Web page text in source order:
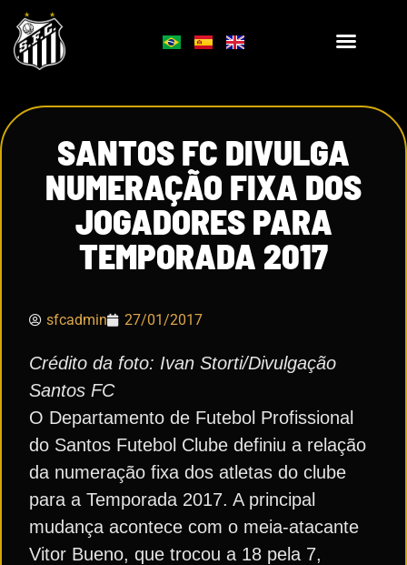
SANTOS FC DIVULGA
NUMERAÇÃO FIXA DOS
JOGADORES PARA
TEMPORADA 2017
sfcadmin 27/01/2017
Crédito da foto: Ivan Storti/Divulgação
Santos FC
O Departamento de Futebol Profissional
do Santos Futebol Clube definiu a relação
da numeração fixa dos atletas do clube
para a Temporada 2017. A principal
mudança acontece com o meia-atacante
Vitor Bueno, que trocou a 18 pela 7,